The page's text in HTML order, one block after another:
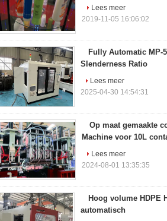
Lees meer
2019-11-05 16:06:02
Fully Automatic MP-
Slenderness Ratio
Lees meer
2025-04-30 14:54:31
Op maat gemaakte
Machine voor 10L
Lees meer
2024-08-01 13:35:35
Hoog volume HDPE
automatisch